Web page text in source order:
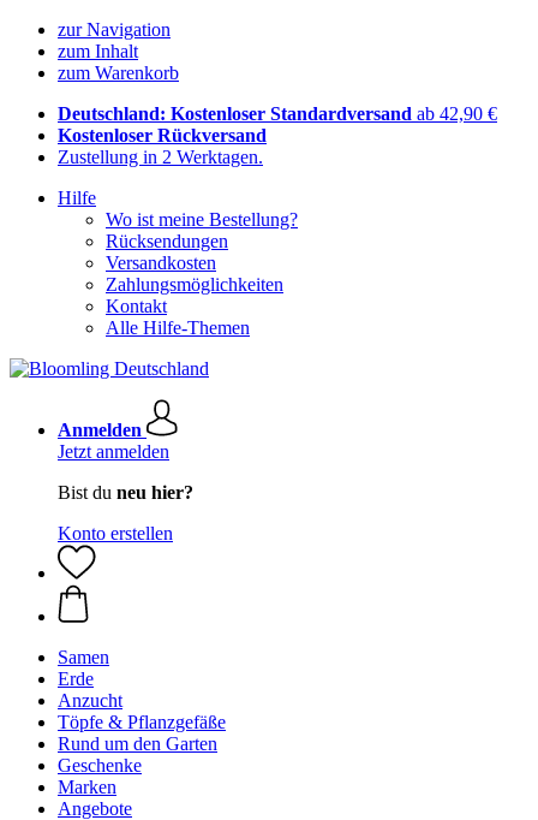
zur Navigation
zum Inhalt
zum Warenkorb
Deutschland: Kostenloser Standardversand ab 42,90 €
Kostenloser Rückversand
Zustellung in 2 Werktagen.
Hilfe
Wo ist meine Bestellung?
Rücksendungen
Versandkosten
Zahlungsmöglichkeiten
Kontakt
Alle Hilfe-Themen
Anmelden
Jetzt anmelden
Bist du neu hier?
Konto erstellen
Samen
Erde
Anzucht
Töpfe & Pflanzgefäße
Rund um den Garten
Geschenke
Marken
Angebote